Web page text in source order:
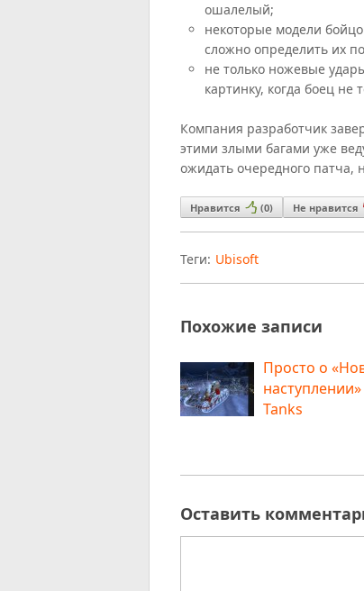
ошалелый;
некоторые модели
сложно определить их
не только ножевые
картинку, когда боец
Компания разработчик
этими злыми багами уже
ожидать очередного патча,
Нравится (0) Не нравится
Теги: Ubisoft
Похожие записи
Просто о
Tanks
Оставить